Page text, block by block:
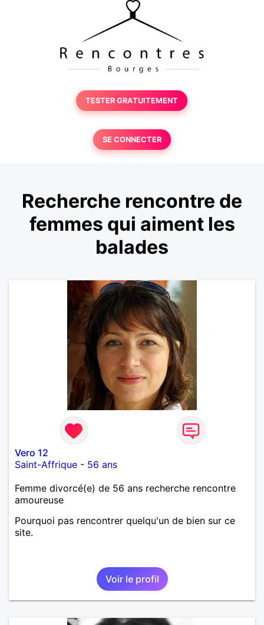
TESTER GRATUITEMENT
SE CONNECTER
Recherche rencontre de
femmes qui aiment les
balades
Vero 12
Saint-Affrique - 56 ans
Femme divorcé(e) de 56 ans recherche rencontre
amoureuse
Pourquoi pas rencontrer quelqu'un de bien sur ce
site.
Voir le profil